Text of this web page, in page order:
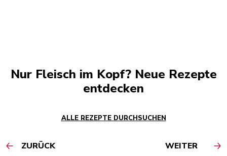
Nur Fleisch im Kopf? Neue Rezepte
entdecken
ALLE REZEPTE DURCHSUCHEN
ZURÜCK WEITER